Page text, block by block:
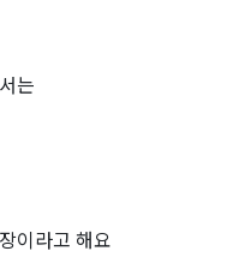
는
이라고 해요